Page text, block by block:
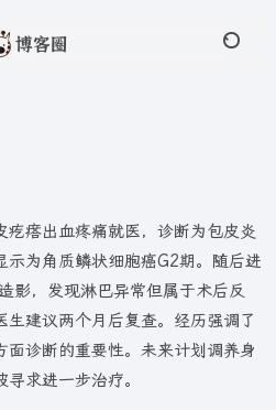
疙瘩出血疼痛就医，诊断为包皮炎
示为角质鳞状细胞癌G2期。随后进
影，发现淋巴异常但属于术后反
建议两个月后复查。经历强调了
面诊断的重要性。未来计划调养身
求进一步治疗。